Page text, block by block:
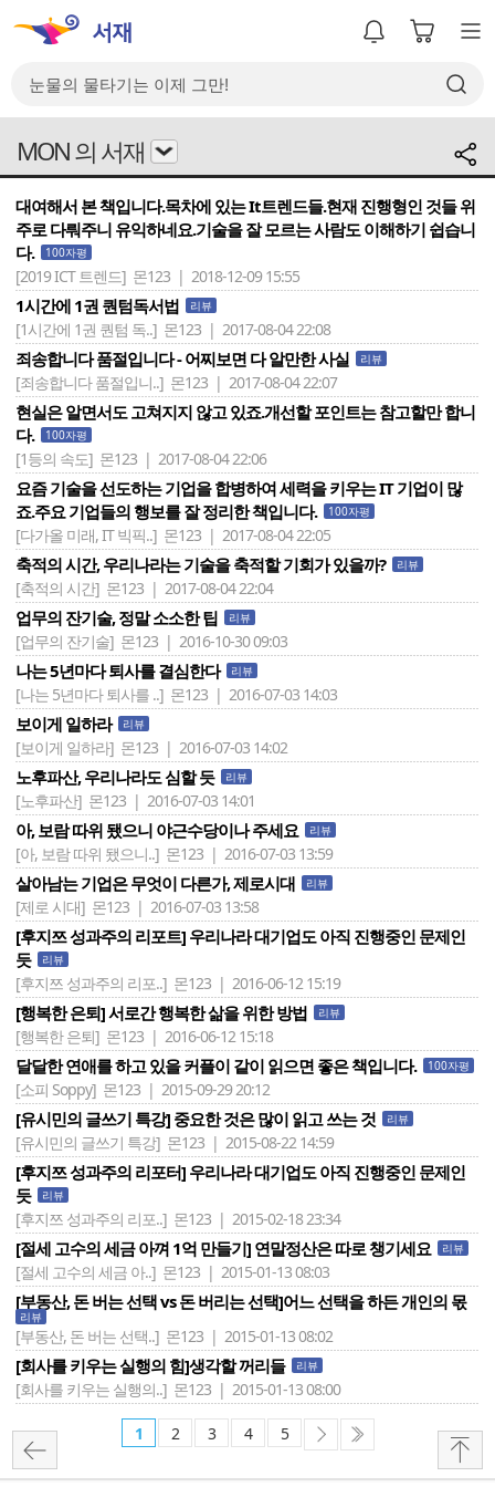
MON 의 서재
대여해서 본 책입니다.목차에 있는 It트렌드들.현재 진행형인 것들 위
주로 다뤄주니 유익하네요.기술을 잘 모르는 사람도 이해하기 쉽습니
다.
100자평
[2019 ICT 트렌드] 몬123 | 2018-12-09 15:55
1시간에 1권 퀀텀독서법 리뷰
[1시간에 1권 퀀텀 독..] 몬123 | 2017-08-04 22:08
죄송합니다 품절입니다 - 어찌보면 다 알만한 사실 리뷰
[죄송합니다 품절입니..] 몬123 | 2017-08-04 22:07
현실은 알면서도 고쳐지지 않고 있죠.개선할 포인트는 참고할만 합니
다.
100자평
[1등의 속도] 몬123 | 2017-08-04 22:06
요즘 기술을 선도하는 기업을 합병하여 세력을 키우는 IT 기업이 많
죠.주요 기업들의 행보를 잘 정리한 책입니다.
100자평
[다가올 미래, IT 빅픽..] 몬123 | 2017-08-04 22:05
축적의 시간, 우리나라는 기술을 축적할 기회가 있을까? 리뷰
[축적의 시간] 몬123 | 2017-08-04 22:04
업무의 잔기술, 정말 소소한 팁 리뷰
[업무의 잔기술] 몬123 | 2016-10-30 09:03
나는 5년마다 퇴사를 결심한다 리뷰
[나는 5년마다 퇴사를 ..] 몬123 | 2016-07-03 14:03
보이게 일하라 리뷰
[보이게 일하라] 몬123 | 2016-07-03 14:02
노후파산, 우리나라도 심할 듯 리뷰
[노후파산] 몬123 | 2016-07-03 14:01
아, 보람 따위 됐으니 야근수당이나 주세요 리뷰
[아, 보람 따위 됐으니..] 몬123 | 2016-07-03 13:59
살아남는 기업은 무엇이 다른가, 제로시대 리뷰
[제로 시대] 몬123 | 2016-07-03 13:58
[후지쯔 성과주의 리포트] 우리나라 대기업도 아직 진행중인 문제인
듯
리뷰
[후지쯔 성과주의 리포..] 몬123 | 2016-06-12 15:19
[행복한 은퇴] 서로간 행복한 삶을 위한 방법 리뷰
[행복한 은퇴] 몬123 | 2016-06-12 15:18
달달한 연애를 하고 있을 커플이 같이 읽으면 좋은 책입니다. 100자평
[소피 Soppy] 몬123 | 2015-09-29 20:12
[유시민의 글쓰기 특강] 중요한 것은 많이 읽고 쓰는 것 리뷰
[유시민의 글쓰기 특강] 몬123 | 2015-08-22 14:59
[후지쯔 성과주의 리포터] 우리나라 대기업도 아직 진행중인 문제인
듯
리뷰
[후지쯔 성과주의 리포..] 몬123 | 2015-02-18 23:34
[절세 고수의 세금 아껴 1억 만들기] 연말정산은 따로 챙기세요 리뷰
[절세 고수의 세금 아..] 몬123 | 2015-01-13 08:03
[부동산, 돈 버는 선택 vs 돈 버리는 선택]어느 선택을 하든 개인의 몫
리뷰
[부동산, 돈 버는 선택..] 몬123 | 2015-01-13 08:02
[회사를 키우는 실행의 힘]생각할 꺼리들 리뷰
[회사를 키우는 실행의..] 몬123 | 2015-01-13 08:00
1 2 3 4 5